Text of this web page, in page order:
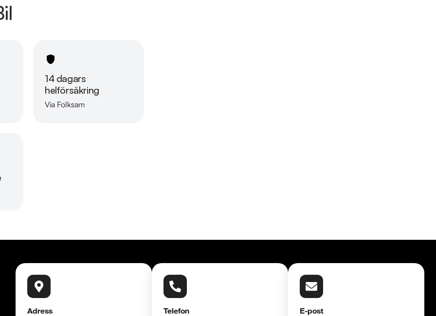
oss.
att reservera din bil: 013-480 22 00. Vi
från Folksam.
14 dagars
helförsäkring
Via Folksam
Adress Telefon E-post